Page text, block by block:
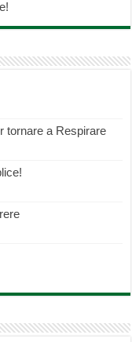
tornare a Respirare